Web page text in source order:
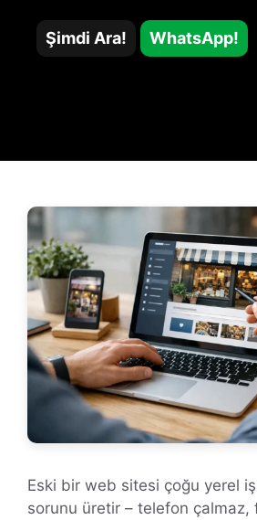
Şimdi Ara! WhatsApp!
Eski bir web sitesi çoğu yerel
sorunu üretir – telefon çalmaz,